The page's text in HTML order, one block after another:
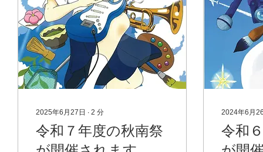
2025年6月27日 ∙ 2 分
令和７年度の秋南祭
2024年6月
令和